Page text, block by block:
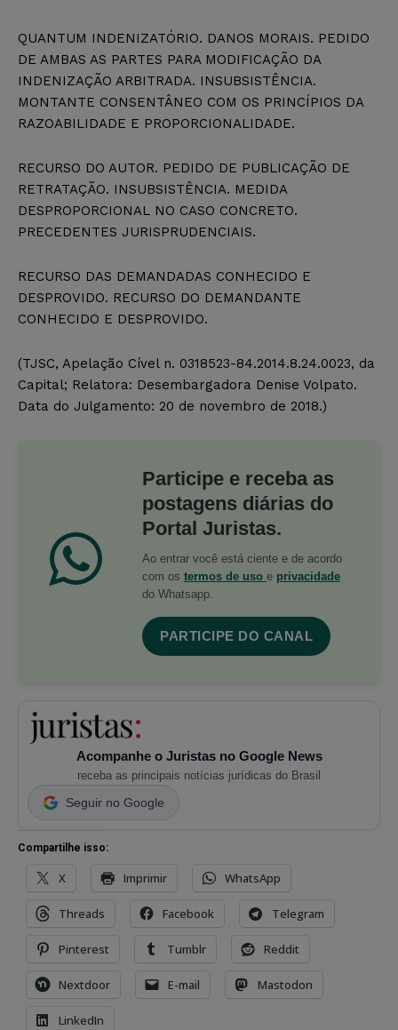
QUANTUM INDENIZATÓRIO. DANOS MORAIS. PEDIDO
DE AMBAS AS PARTES PARA MODIFICAÇÃO DA
INDENIZAÇÃO ARBITRADA. INSUBSISTÊNCIA.
MONTANTE CONSENTÂNEO COM OS PRINCÍPIOS DA
RAZOABILIDADE E PROPORCIONALIDADE.
RECURSO DO AUTOR. PEDIDO DE PUBLICAÇÃO DE
RETRATAÇÃO. INSUBSISTÊNCIA. MEDIDA
DESPROPORCIONAL NO CASO CONCRETO.
PRECEDENTES JURISPRUDENCIAIS.
RECURSO DAS DEMANDADAS CONHECIDO E
DESPROVIDO. RECURSO DO DEMANDANTE
CONHECIDO E DESPROVIDO.
(TJSC, Apelação Cível n. 0318523-84.2014.8.24.0023, da
Capital; Relatora: Desembargadora Denise Volpato.
Data do Julgamento: 20 de novembro de 2018.)
Participe e receba as
postagens diárias do
Portal Juristas.
Ao entrar você está ciente e de acordo
com os termos de uso e privacidade
do Whatsapp.
PARTICIPE DO CANAL
Acompanhe o Juristas no Google News
receba as principais notícias jurídicas do Brasil
Seguir no Google
Compartilhe isso:
X Imprimir WhatsApp
Threads Facebook Telegram
Pinterest Tumblr Reddit
Nextdoor E-mail Mastodon
LinkedIn